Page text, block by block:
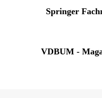
Springer
VDBUM -